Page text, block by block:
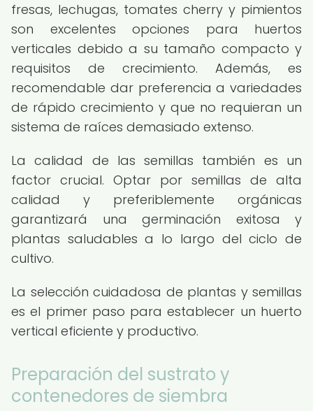
fresas, lechugas, tomates cherry y pimientos
son excelentes opciones para huertos
verticales debido a su tamaño compacto y
requisitos de crecimiento. Además, es
recomendable dar preferencia a variedades
de rápido crecimiento y que no requieran un
sistema de raíces demasiado extenso.
La calidad de las semillas también es un
factor crucial. Optar por semillas de alta
calidad y preferiblemente orgánicas
garantizará una germinación exitosa y
plantas saludables a lo largo del ciclo de
cultivo.
La selección cuidadosa de plantas y semillas
es el primer paso para establecer un huerto
vertical eficiente y productivo.
Preparación del sustrato y
contenedores de siembra